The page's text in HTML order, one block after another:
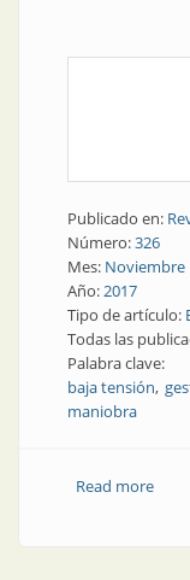
Publicado en:
Número:326
Mes: Noviembre
Año:2017
Tipo de artículo:
Todas las
Palabra clave:
baja tensión
maniobra
Read more